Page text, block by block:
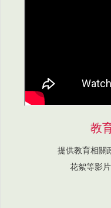
教
提供教育相關
花絮等影